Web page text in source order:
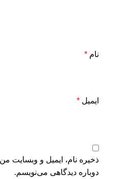
نام *
ایمیل *
ذخیره نام، ایمیل و وبسایت
دوباره دیدگاهی می‌نویسم.